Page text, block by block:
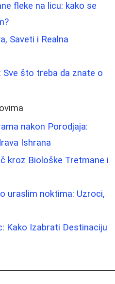
fleke na licu: kako se
Saveti i Realna
Sve što treba da znate o
nakon Porodjaja:
Ishrana
kroz Biološke Tretmane i
uraslim noktima: Uzroci,
Kako Izabrati Destinaciju